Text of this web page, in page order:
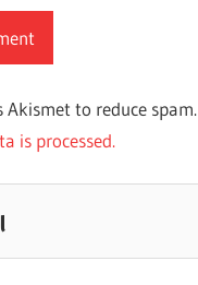
Akismet to reduce spam.
is processed.